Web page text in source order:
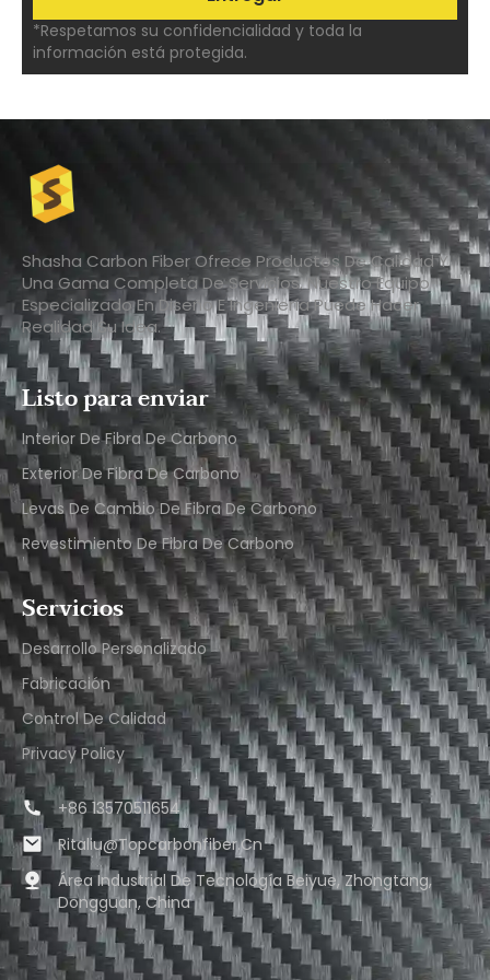
*Respetamos su confidencialidad y toda la
información está protegida.
Shasha Carbon Fiber Ofrece Productos De Calidad Y
Una Gama Completa De Servicios. Nuestro Equipo
Especializado En Diseño E Ingeniería Puede Hacer
Realidad Su Idea.
Listo para enviar
Interior De Fibra De Carbono
Exterior De Fibra De Carbono
Levas De Cambio De Fibra De Carbono
Revestimiento De Fibra De Carbono
Servicios
Desarrollo Personalizado
Fabricación
Control De Calidad
Privacy Policy
+86 13570511654
Ritaliu@topcarbonfiber.cn
Área Industrial De Tecnología Beiyue, Zhongtang,
Dongguan, China